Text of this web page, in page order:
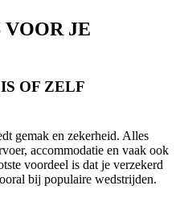
JE
OF ZELF
gemak en zekerheid. Alles
accommodatie en vaak ook
voordeel is dat je verzekerd
bij populaire wedstrijden.